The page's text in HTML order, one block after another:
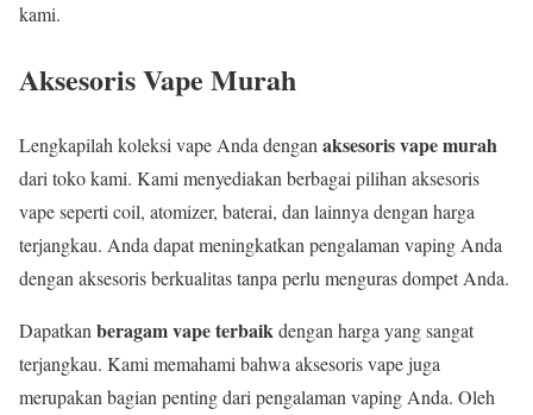
kami.
Aksesoris Vape Murah
Lengkapilah koleksi vape Anda dengan aksesoris vape murah
dari toko kami. Kami menyediakan berbagai pilihan aksesoris
vape seperti coil, atomizer, baterai, dan lainnya dengan harga
terjangkau. Anda dapat meningkatkan pengalaman vaping Anda
dengan aksesoris berkualitas tanpa perlu menguras dompet Anda.
Dapatkan beragam vape terbaikdengan harga yang sangat
terjangkau. Kami memahami bahwa aksesoris vape juga
merupakan bagian penting dari pengalaman vaping Anda. Oleh